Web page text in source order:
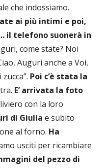
che indossiamo.
ai più intimi e poi,
il telefono suonerà in
come state? Noi
Auguri anche a Voi,
Poi c’è stata la
E’ arrivata la foto
con la loro
di Giulia e subito
al forno. Ha
usciti per ricambiare
del pezzo di